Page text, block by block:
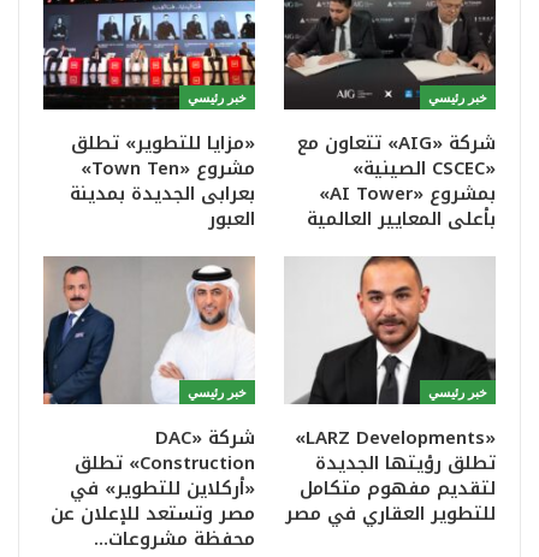
خبر رئيسي
شركة «AIG» تتعاون مع
«CSCEC الصينية»
بمشروع «AI Tower»
بأعلى المعايير العالمية
خبر رئيسي
«مزايا للتطوير» تطلق
مشروع «Town Ten»
بعرابى الجديدة بمدينة
العبور
خبر رئيسي
«LARZ Developments»
تطلق رؤيتها الجديدة
لتقديم مفهوم متكامل
للتطوير العقاري في مصر
خبر رئيسي
شركة «DAC
Construction» تطلق
«أركلاين للتطوير» في
مصر وتستعد للإعلان عن
محفظة مشروعات…